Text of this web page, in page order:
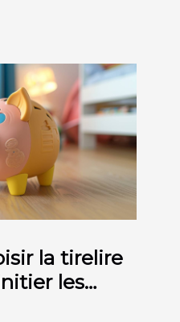
la tirelire
les